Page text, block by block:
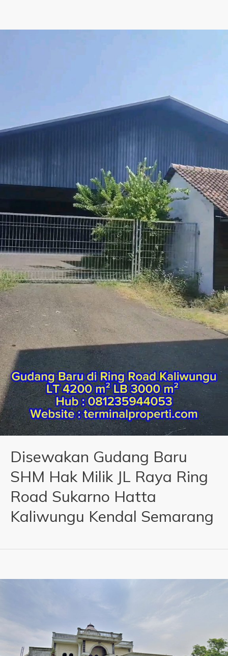
Disewakan Gudang Baru
SHM Hak Milik JL Raya Ring
Road Sukarno Hatta
Kaliwungu Kendal Semarang